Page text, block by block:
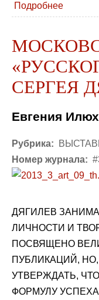
Подробнее
СЕРГЕЯ
Евгения
Рубрика:
Номер журнала:
ДЯГИЛЕВ
ЛИЧНОСТИ И
ПОСВЯЩЕНО
ПУБЛИКАЦИЙ,
УТВЕРЖДАТЬ,
ФОРМУЛУ